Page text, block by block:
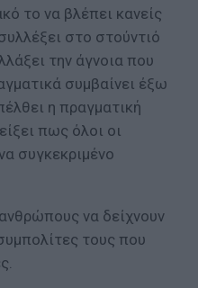
το να βλέπει κανείς
στο στούντιό
την άγνοια που
συμβαίνει έξω
η πραγματική
πως όλοι οι
συγκεκριμένο
να δείχνουν
τους που